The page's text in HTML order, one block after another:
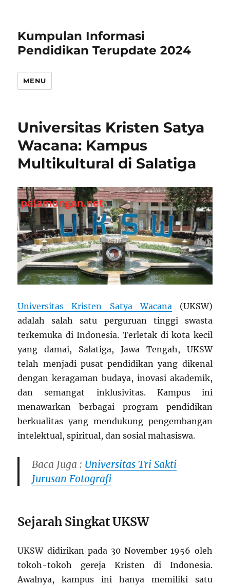
Kumpulan Informasi
Pendidikan Terupdate 2024
MENU
Universitas Kristen Satya
Wacana: Kampus
Multikultural di Salatiga
Universitas Kristen Satya Wacana (UKSW)
adalah salah satu perguruan tinggi swasta
terkemuka di Indonesia. Terletak di kota kecil
yang damai, Salatiga, Jawa Tengah, UKSW
telah menjadi pusat pendidikan yang dikenal
dengan keragaman budaya, inovasi akademik,
dan semangat inklusivitas. Kampus ini
menawarkan berbagai program pendidikan
berkualitas yang mendukung pengembangan
intelektual, spiritual, dan sosial mahasiswa.
Baca Juga : Universitas Tri Sakti
Jurusan Fotografi
Sejarah Singkat UKSW
UKSW didirikan pada 30 November 1956 oleh
tokoh-tokoh gereja Kristen di Indonesia.
Awalnya, kampus ini hanya memiliki satu